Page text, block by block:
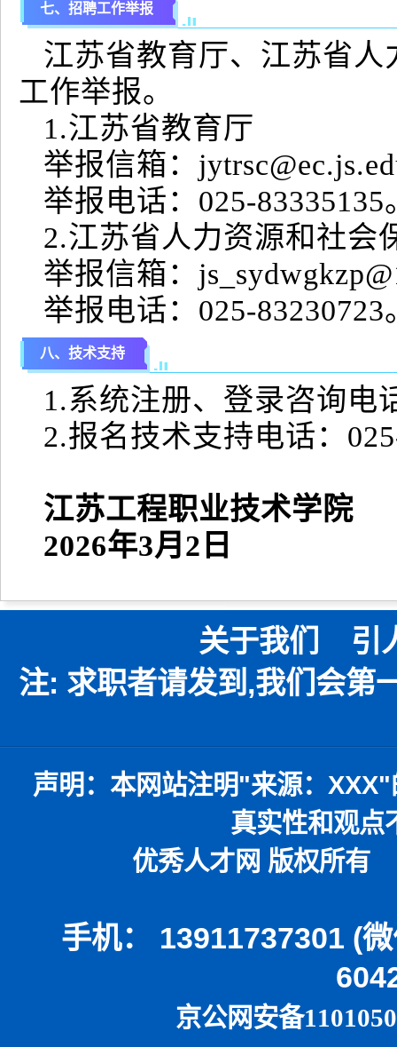
七、招聘工作举报
江苏省教育厅、江苏省
工作举报。
1.江苏省教育厅
举报信箱：
举报电话：025-83335135
2.江苏省人力资源和社会
举报信箱：
举报电话：025-83230723
八、技术支持
1.系统注册、登录咨询电
2.报名技术支持电话：
江苏工程职业技术学院
2026年3月2日
关于我们 引
注: 求职者请发到,我们会第
声明：本网站注明"来源： XXX"
真实性和观点
优秀人才网 版权所有 本网
手机： 13911737301 (
京公网安备